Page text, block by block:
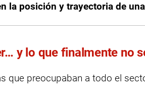
la posición y trayectoria de
y lo que finalmente no
que preocupaban a todo el